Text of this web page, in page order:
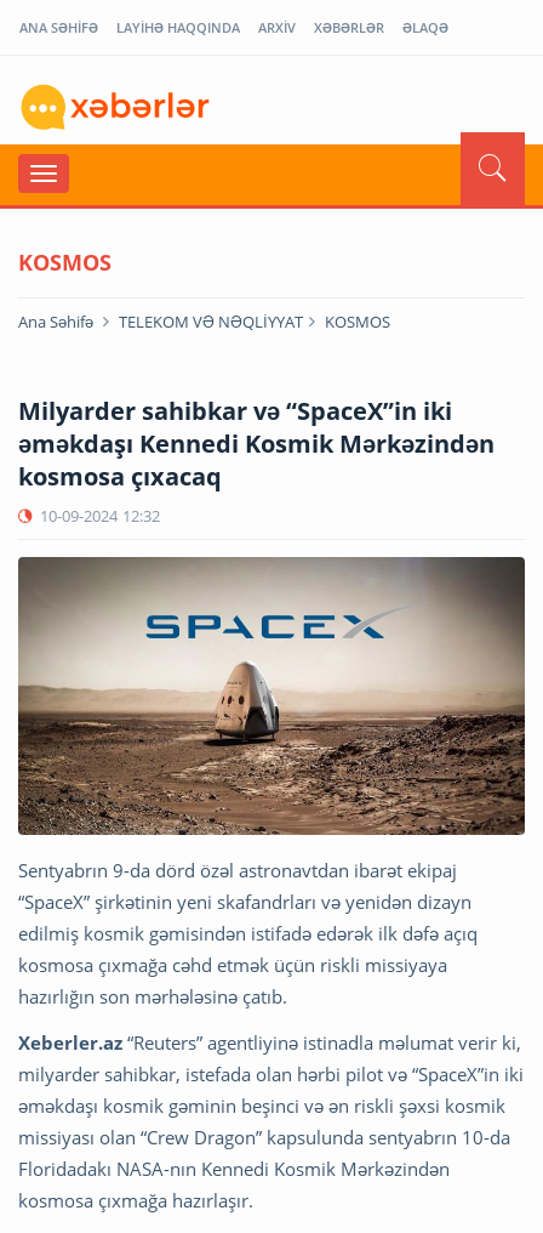
ANA SƏHİFƏ LAYİHƏ HAQQINDA ARXİV XƏBƏRLƏR ƏLAQƏ
KOSMOS
Ana Səhifə TELEKOM VƏ NƏQLİYYAT KOSMOS
Milyarder sahibkar və “SpaceX”in iki
əməkdaşı Kennedi Kosmik Mərkəzindən
kosmosa çıxacaq
10-09-2024 12:32
Sentyabrın 9-da dörd özəl astronavtdan ibarət ekipaj
“SpaceX” şirkətinin yeni skafandrları və yenidən dizayn
edilmiş kosmik gəmisindən istifadə edərək ilk dəfə açıq
kosmosa çıxmağa cəhd etmək üçün riskli missiyaya
hazırlığın son mərhələsinə çatıb.
Xeberler.az “Reuters” agentliyinə istinadla məlumat verir ki,
milyarder sahibkar, istefada olan hərbi pilot və “SpaceX”in iki
əməkdaşı kosmik gəminin beşinci və ən riskli şəxsi kosmik
missiyası olan “Crew Dragon” kapsulunda sentyabrın 10-da
Floridadakı NASA-nın Kennedi Kosmik Mərkəzindən
kosmosa çıxmağa hazırlaşır.